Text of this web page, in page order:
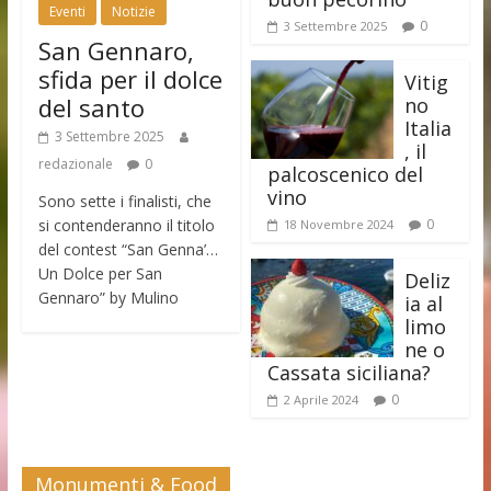
Eventi Notizie
San Gennaro,
sfida per il dolce
del santo
3 Settembre 2025
redazionale
0
Sono sette i finalisti, che
si contenderanno il titolo
del contest “San Genna’…
Un Dolce per San
Gennaro” by Mulino
3 Settembre 2025 0
Vitig
no
Italia
, il
palcoscenico del
vino
18 Novembre 2024 0
Deliz
ia al
limo
ne o
Cassata siciliana?
2 Aprile 2024 0
Monumenti & Food